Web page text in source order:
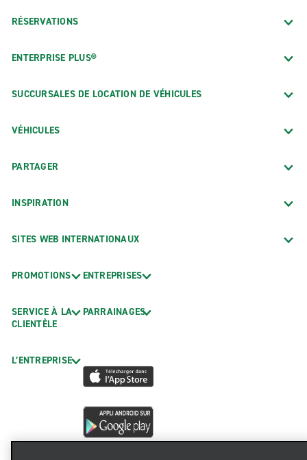
RÉSERVATIONS
ENTERPRISE PLUS®
SUCCURSALES DE LOCATION DE VÉHICULES
VÉHICULES
PARTAGER
INSPIRATION
SITES WEB INTERNATIONAUX
PROMOTIONS
SERVICE À LA
CLIENTÈLE
L’ENTREPRISE
ENTREPRISES
PARRAINAGES